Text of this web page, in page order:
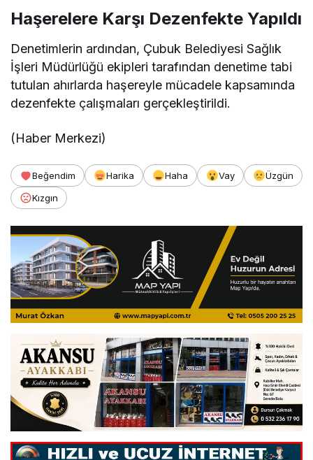
Haşerelere Karşı Dezenfekte Yapıldı
Denetimlerin ardından, Çubuk Belediyesi Sağlık
İşleri Müdürlüğü ekipleri tarafından denetime tabi
tutulan ahırlarda haşereyle mücadele kapsamında
dezenfekte çalışmaları gerçekleştirildi.
(Haber Merkezi)
Beğendim Harika Haha Vay
Üzgün
Kızgın